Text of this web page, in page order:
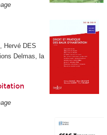
Hervé DES
Delmas, la